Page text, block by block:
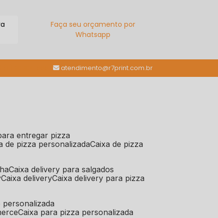
Faça seu orçamento por
Whatsapp
atendimento@r7print.com.br
entregar pizza
de pizza personalizada caixa de pizza
caixa delivery para salgados
caixa delivery caixa delivery para pizza
personalizada
caixa para pizza personalizada